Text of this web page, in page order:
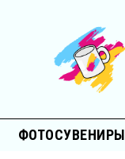
ФОТОСУВЕНИРЫ